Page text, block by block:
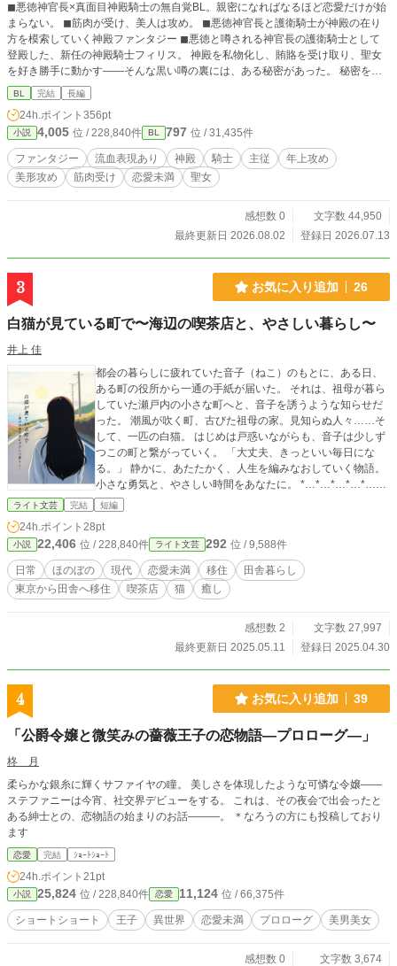
◼︎悪徳神官長×真面目神殿騎士の無自覚BL。親密になればなるほど恋愛だけが始
まらない。 ◼︎筋肉が受け、美人は攻め。 ◼︎悪徳神官長と護衛騎士が神殿の在り
方を模索していく神殿ファンタジー ◼︎悪徳と噂される神官長の護衛騎士として
登殿した、新任の神殿騎士フィリス。 神殿を私物化し、賄賂を受け取り、聖女
を好き勝手に動かす――そんな黒い噂の裏には、ある秘密があった。 秘密を知
ってしまったフィリスは、「知られたからには帰すわけにはいかん」と専属護衛
を命じられる。 まるで小間使いのようにこき使われる日々の中、次第に黒い噂
BL 完結 長編
24h.ポイント 356pt
小説 4,005 位 / 228,840件 BL 797 位 / 31,435件
ファンタジー 流血表現あり 神殿 騎士 主従
年上攻め
美形攻め
筋肉受け 恋愛未満 聖女
感想数 0
文字数 44,950
最終更新日 2026.08.02
登録日 2026.07.13
3 お気に入り追加 26
白猫が見ている町で〜海辺の喫茶店と、やさしい暮らし〜
井上 佳
都会の暮らしに疲れていた音子（ねこ）のもとに、ある日、
ある町の役所から一通の手紙が届いた。 それは、祖母が暮ら
していた瀬戸内の小さな町へと、音子を誘うような知らせだ
った。 潮風が吹く町、古びた祖母の家。見知らぬ人々……そ
して、一匹の白猫。 はじめは戸惑いながらも、音子は少しず
つこの町と繋がっていく。 「大丈夫、きっといい毎日にな
る。」 静かに、あたたかく、人生を編みなおしていく物語。
小さな勇気と、やさしい時間をあなたに。 *…*…*…*…*…
*…*…*…*…*…* 何気ない日常のお話です。 2025年ライト文
ライト文芸 完結 短編
24h.ポイント 28pt
小説 22,406 位 / 228,840件 ライト文芸 292 位 / 9,588件
日常 ほのぼの 現代 恋愛未満 移住
田舎暮らし
東京から田舎へ移住
喫茶店 猫 癒し
感想数 2
文字数 27,997
最終更新日 2025.05.11
登録日 2025.04.30
4 お気に入り追加 39
「公爵令嬢と微笑みの薔薇王子の恋物語―プロローグ―」
柊 月
柔らかな銀糸に輝くサファイヤの瞳。 美しさを体現したような可憐な令嬢――
ステファニーは今宵、社交界デビューをする。 これは、その夜会で出会ったと
ある紳士との、恋物語の始まりのお話―――。 ＊なろうの方にも投稿しており
ます
恋愛 完結 ｼｮｰﾄｼｮｰﾄ
24h.ポイント 21pt
小説 25,824 位 / 228,840件 恋愛 11,124 位 / 66,375件
ショートショート 王子 異世界 恋愛未満 プロローグ 美男美女
感想数 0
文字数 3,674